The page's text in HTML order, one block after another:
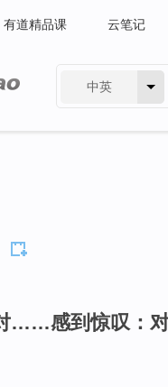
有道精品课 云笔记
中英
感到惊叹：对